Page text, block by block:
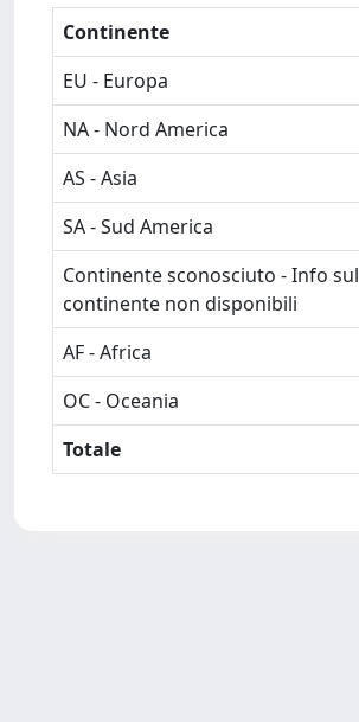
Continente
EU - Europa
NA - Nord America
AS - Asia
SA - Sud America
Continente sconosciuto - Info sul
continente non disponibili
AF - Africa
OC - Oceania
Totale